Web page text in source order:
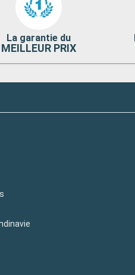
La garantie du
MEILLEUR PRIX